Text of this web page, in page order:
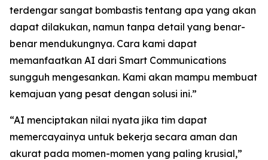
terdengar sangat bombastis tentang apa yang akan
dapat dilakukan, namun tanpa detail yang benar-
benar mendukungnya. Cara kami dapat
memanfaatkan AI dari Smart Communications
sungguh mengesankan. Kami akan mampu membuat
kemajuan yang pesat dengan solusi ini.”
“AI menciptakan nilai nyata jika tim dapat
memercayainya untuk bekerja secara aman dan
akurat pada momen-momen yang paling krusial,”